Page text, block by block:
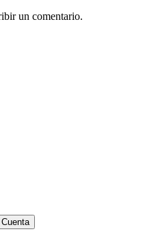
un comentario.